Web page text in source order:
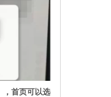
，首页可以选